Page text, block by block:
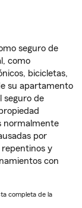
seguro de
como
bicicletas,
su apartamento
seguro de
normalmente
por
y
con
completa de la